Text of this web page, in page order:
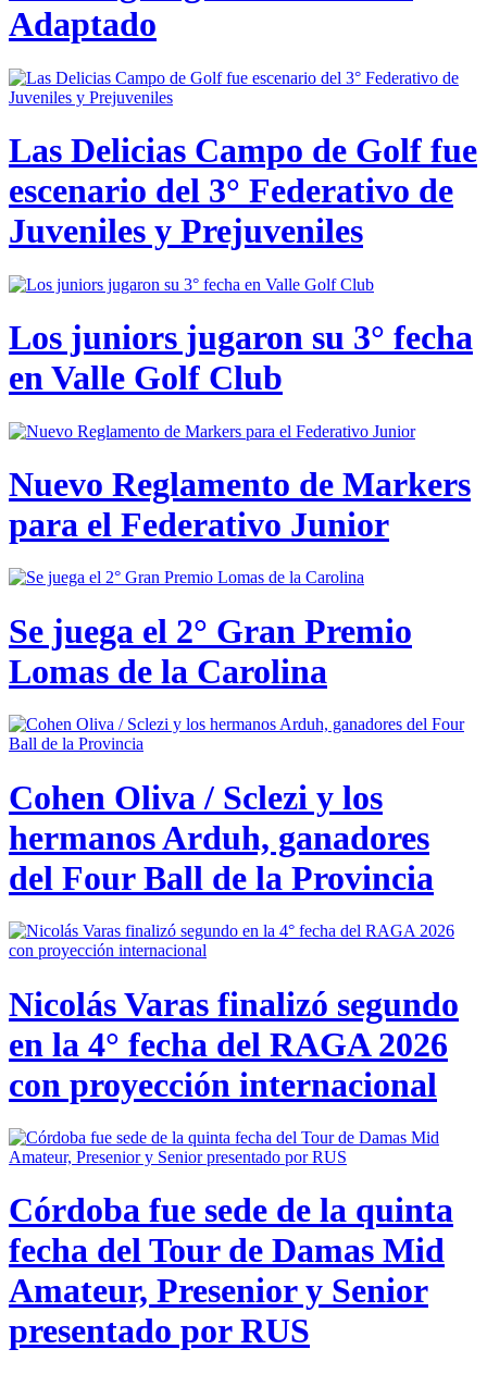
Adaptado
Las Delicias Campo de Golf fue
escenario del 3° Federativo de
Juveniles y Prejuveniles
Los juniors jugaron su 3° fecha
en Valle Golf Club
Nuevo Reglamento de Markers
para el Federativo Junior
Se juega el 2° Gran Premio
Lomas de la Carolina
Cohen Oliva / Sclezi y los
hermanos Arduh, ganadores
del Four Ball de la Provincia
Nicolás Varas finalizó segundo
en la 4° fecha del RAGA 2026
con proyección internacional
Córdoba fue sede de la quinta
fecha del Tour de Damas Mid
Amateur, Presenior y Senior
presentado por RUS